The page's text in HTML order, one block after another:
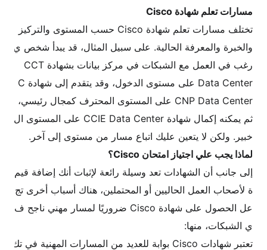
مسارات تعلم شهادة Cisco
تختلف مسارات تعلم شهادة Cisco حسب المستوى والتركيز
والخبرة والمعرفة الحالية. على سبيل المثال، قد يبدأ شخص ي
رغب في العمل مع الشبكات في مركز بيانات بشهادة CCT
Data Center على مستوى الدخول، وقد يتقدم إلى شهادة C
CNP Data Center على المستوى المحترف كمجال رئيسي،
ثم يمكنه إكمال شهادة CCIE Data Center على المستوى ال
خبير. ولكن لا يتعين عليك اتباع مسار من مستوى إلى آخر.
لماذا يجب علي اجتياز امتحان Cisco؟
إلى جانب أن الشهادات تعد وسيلة رائعة لإثبات أنك إضافة قيم
ة لأصحاب العمل الحاليين أو المحتملين، هناك أسباب أخرى تج
عل الحصول على شهادة Cisco ضروريًا لمسار مهني ناجح ف
ي الشبكات، منها:
تعتبر شهادات Cisco بوابة للعديد من المسارات المهنية في تك